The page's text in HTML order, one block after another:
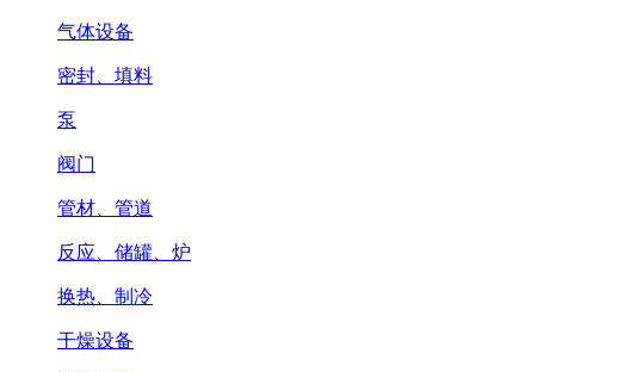
气体设备
密封、填料
泵
阀门
管材、管道
反应、储罐、炉
换热、制冷
干燥设备